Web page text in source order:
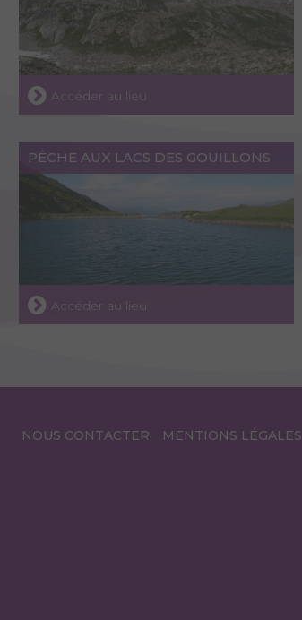
Accéder au lieu
PÊCHE AUX LACS DES GOUILLONS
Accéder au lieu
NOUS CONTACTER MENTIONS LÉGALES